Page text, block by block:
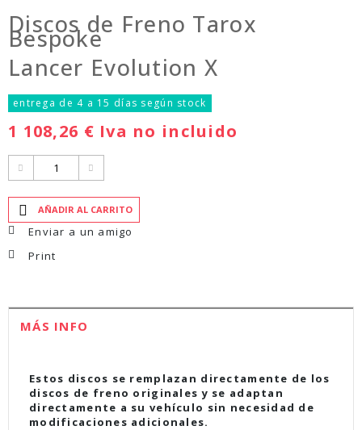
Discos de Freno Tarox
Bespoke
Lancer Evolution X
entrega de 4 a 15 días según stock
1 108,26 € Iva no incluido
AÑADIR AL CARRITO
Enviar a un amigo
Print
MÁS INFO
Estos discos se remplazan directamente de los
discos de freno originales y se adaptan
directamente a su vehículo sin necesidad de
modificaciones adicionales.